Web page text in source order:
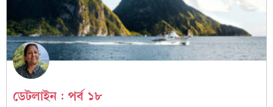
ডেটলাইন : পর্ব ১৮